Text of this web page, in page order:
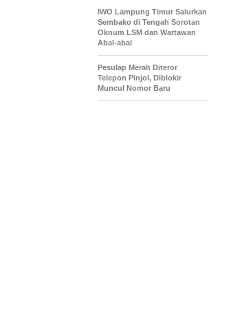
IWO Lampung Timur Salurkan
Sembako di Tengah Sorotan
Oknum LSM dan Wartawan
Abal-abal
Pesulap Merah Diteror
Telepon Pinjol, Diblokir
Muncul Nomor Baru